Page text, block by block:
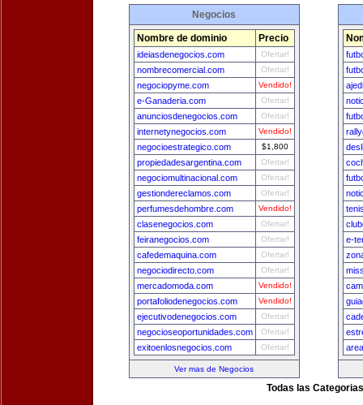
Negocios
Nombre de dominio Precio
ideiasdenegocios.com Ofertar!
nombrecomercial.com Ofertar!
negociopyme.com Vendido!
e-Ganaderia.com Ofertar!
anunciosdenegocios.com Ofertar!
internetynegocios.com Vendido!
negocioestrategico.com $1,800
propiedadesargentina.com Ofertar!
negociomultinacional.com Ofertar!
gestiondereclamos.com Ofertar!
perfumesdehombre.com Vendido!
clasenegocios.com Ofertar!
feiranegocios.com Ofertar!
cafedemaquina.com Ofertar!
negociodirecto.com Ofertar!
mercadomoda.com Vendido!
portafoliodenegocios.com Vendido!
ejecutivodenegocios.com Ofertar!
negocioseoportunidades.com Ofertar!
exitoenlosnegocios.com Ofertar!
Ver mas de Negocios
e-
Todas las Categorias